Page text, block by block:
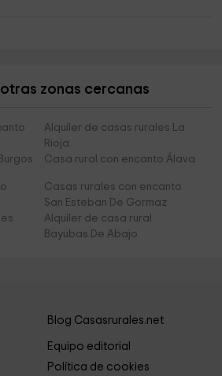
zonas cercanas
Alquiler de casas rurales La
Rioja
Casa rural con encanto Álava
Casas rurales con encanto
San Esteban De Gormaz
Alquiler de casa rural
Bayubas De Abajo
Blog Casasrurales.net
Equipo editorial
Política de cookies